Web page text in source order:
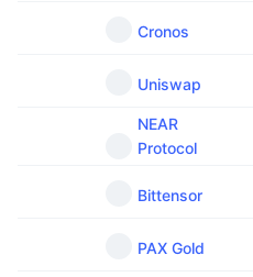
Cronos
Uniswap
NEAR
Protocol
Bittensor
PAX Gold